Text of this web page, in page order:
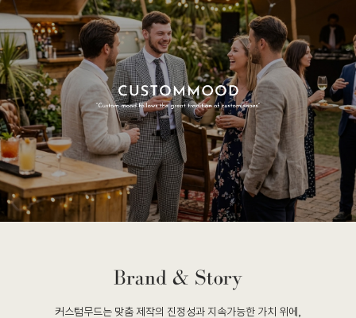
커스텀무드는 맞춤 제작의 진정성과 지속가능한 가치 위에,